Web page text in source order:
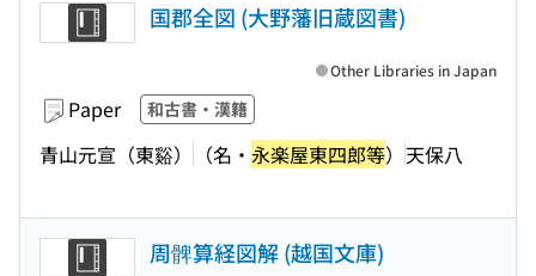
国郡全図 (大野藩旧蔵図書)
Paper 和古書・漢籍
青山元宣（東谿） （名・ 永楽屋東四郎等） 天保八
Other Libraries in Japan
周髀算経図解 (越国文庫)